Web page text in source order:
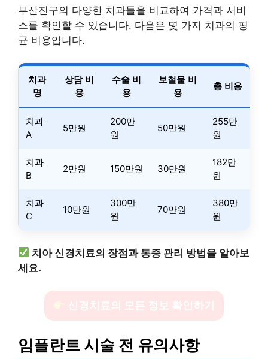
부산진구의 다양한 치과들을 비교하여 가격과 서비
스를 확인할 수 있습니다. 다음은 몇 가지 치과의 평
균 비용입니다.
치과
명
상담 비
용
수술 비
용
보철물 비
용
총 비용
치과
A
5만원
200만
원
50만원
255만
원
치과
B
2만원 150만원 30만원
182만
원
치과
C
10만원
300만
원
70만원
380만
원
치아 신경치료의 장점과 통증 관리 방법을 알아보
세요.
신경치료의 모든 정보 확인하기
임플란트 시술 전 유의사항